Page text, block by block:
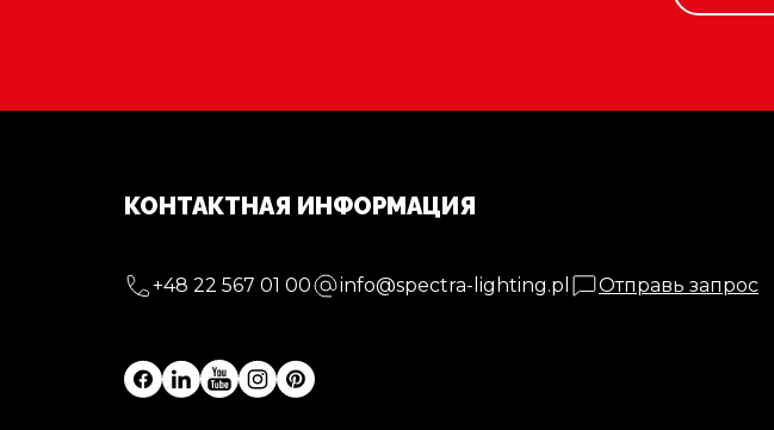
КОНТАКТНАЯ ИНФОРМАЦИЯ
+48 22 567 01 00 info@spectra-lighting.pl Отправь запрос